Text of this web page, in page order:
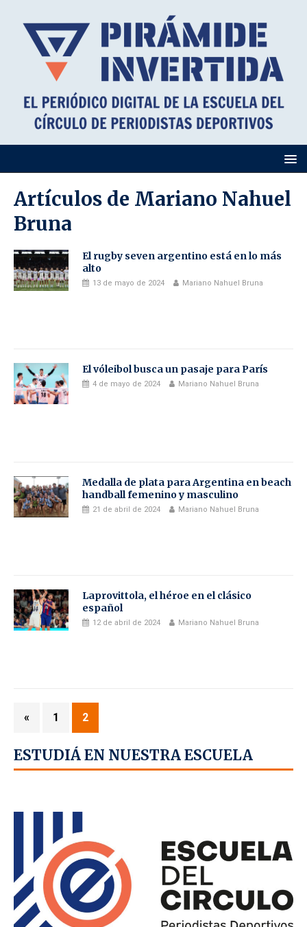
Artículos de Mariano Nahuel
Bruna
El rugby seven argentino está en lo más
alto
13 de mayo de 2024 Mariano Nahuel Bruna
El vóleibol busca un pasaje para París
4 de mayo de 2024 Mariano Nahuel Bruna
Medalla de plata para Argentina en beach
handball femenino y masculino
21 de abril de 2024 Mariano Nahuel Bruna
Laprovittola, el héroe en el clásico
español
12 de abril de 2024 Mariano Nahuel Bruna
« 1 2
ESTUDIÁ EN NUESTRA ESCUELA